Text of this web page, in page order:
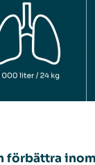
förbättra